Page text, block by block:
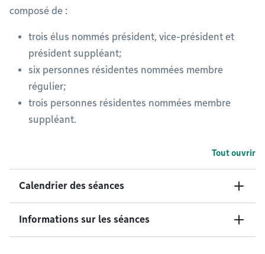
composé de :
trois élus nommés président, vice-président et
président suppléant;
six personnes résidentes nommées membre
régulier;
trois personnes résidentes nommées membre
suppléant.
Tout ouvrir
Calendrier des séances
Informations sur les séances